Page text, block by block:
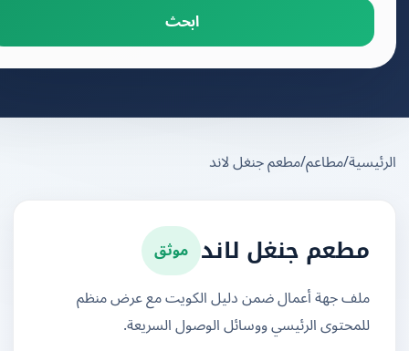
ابحث
/مطاعم/مطعم جنغل لاند
مطعم جنغل لاند موثق
ملف جهة أعمال ضمن دليل الكويت مع عرض منظم
للمحتوى الرئيسي ووسائل الوصول السريعة.